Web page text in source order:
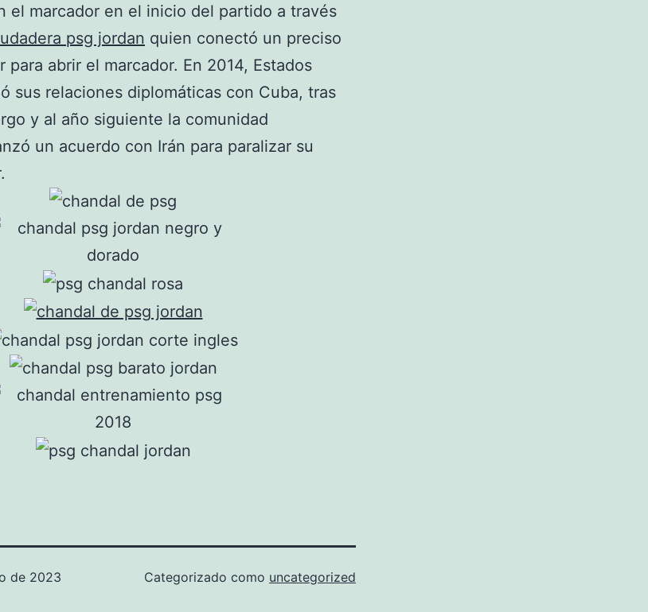
el marcador en el inicio del partido a través
psg jordan quien conectó un preciso
para abrir el marcador. En 2014, Estados
sus relaciones diplomáticas con Cuba, tras
y al año siguiente la comunidad
un acuerdo con Irán para paralizar su
de 2023
Categorizado como uncategorized